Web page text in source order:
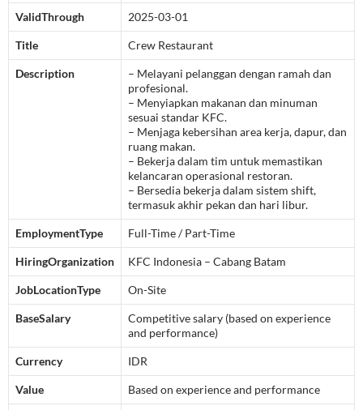
ValidThrough 2025-03-01
Title Crew Restaurant
Description
– Melayani pelanggan dengan ramah dan
profesional.
– Menyiapkan makanan dan minuman
sesuai standar KFC.
– Menjaga kebersihan area kerja, dapur, dan
ruang makan.
– Bekerja dalam tim untuk memastikan
kelancaran operasional restoran.
– Bersedia bekerja dalam sistem shift,
termasuk akhir pekan dan hari libur.
EmploymentType Full-Time / Part-Time
HiringOrganization KFC Indonesia – Cabang Batam
JobLocationType On-Site
BaseSalary
Competitive salary (based on experience
and performance)
Currency IDR
Value Based on experience and performance